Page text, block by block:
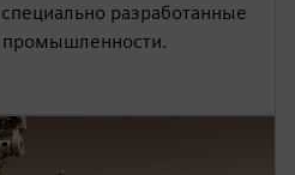
разработанные
промышленности.